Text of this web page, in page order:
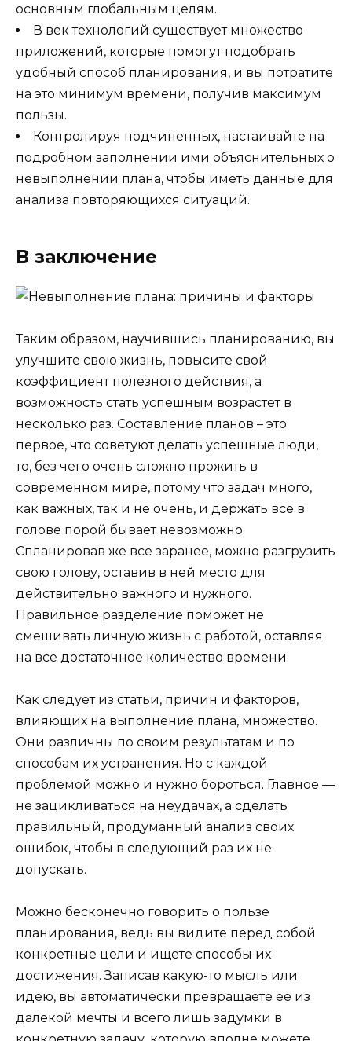
основным глобальным целям.
В век технологий существует множество
приложений, которые помогут подобрать
удобный способ планирования, и вы потратите
на это минимум времени, получив максимум
пользы.
Контролируя подчиненных, настаивайте на
подробном заполнении ими объяснительных о
невыполнении плана, чтобы иметь данные для
анализа повторяющихся ситуаций.
В заключение
Таким образом, научившись планированию, вы
улучшите свою жизнь, повысите свой
коэффициент полезного действия, а
возможность стать успешным возрастет в
несколько раз. Составление планов – это
первое, что советуют делать успешные люди,
то, без чего очень сложно прожить в
современном мире, потому что задач много,
как важных, так и не очень, и держать все в
голове порой бывает невозможно.
Спланировав же все заранее, можно разгрузить
свою голову, оставив в ней место для
действительно важного и нужного.
Правильное разделение поможет не
смешивать личную жизнь с работой, оставляя
на все достаточное количество времени.
Как следует из статьи, причин и факторов,
влияющих на выполнение плана, множество.
Они различны по своим результатам и по
способам их устранения. Но с каждой
проблемой можно и нужно бороться. Главное —
не зацикливаться на неудачах, а сделать
правильный, продуманный анализ своих
ошибок, чтобы в следующий раз их не
допускать.
Можно бесконечно говорить о пользе
планирования, ведь вы видите перед собой
конкретные цели и ищете способы их
достижения. Записав какую-то мысль или
идею, вы автоматически превращаете ее из
далекой мечты и всего лишь задумки в